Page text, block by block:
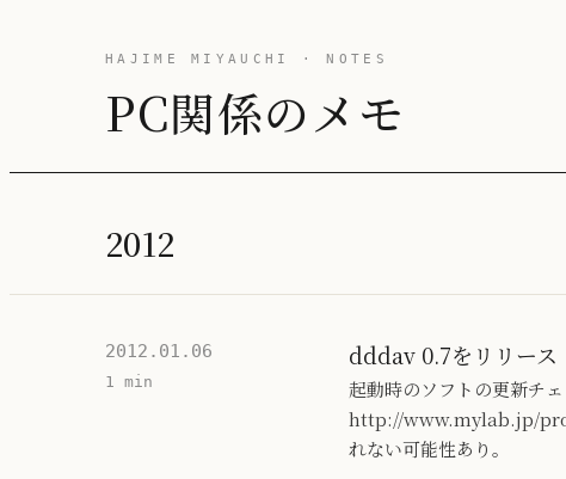
HAJIME MIYAUCHI · NOTES
PC関係のメモ
2012
2012.01.06
1 min
dddav 0.7をリリース
起動時のソフトの更新チ
http://www.mylab.jp/
れない可能性あり。